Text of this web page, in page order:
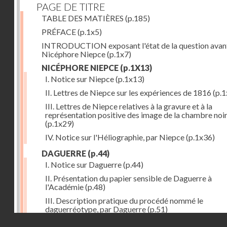
PAGE DE TITRE
TABLE DES MATIÈRES (p.185)
PRÉFACE(p.1x5)
INTRODUCTION exposant l'état de la question
Nicéphore Niepce(p.1x7)
NICÉPHORE NIEPCE (p.1X13)
I. Notice sur Niepce(p.1x13)
II. Lettres de Niepce sur les expériences de 1816
III. Lettres de Niepce relatives à la gravure et à la
représentation positive des image de la chambre
(p.1x29)
IV. Notice sur l'Héliographie, par Niepce(p.1x36)
DAGUERRE (p.44)
I. Notice sur Daguerre(p.44)
II. Présentation du papier sensible de Daguerre à
l'Académie(p.48)
III. Description pratique du procédé nommé le
daguerréotype, par Daguerre(p.51)